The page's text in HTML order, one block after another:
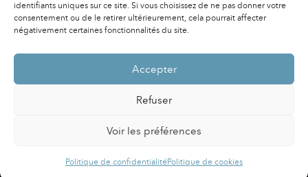
identifiants uniques sur ce site. Si vous choisissez de ne pas donner votre
consentement ou de le retirer ultérieurement, cela pourrait affecter
négativement certaines fonctionnalités du site.
Accepter
Refuser
Voir les préférences
Politique de confidentialitéPolitique de cookies
ACCESSIBILITÉ | AGENDA | ASSOCIATIONS
|
CONTACTS
PUBLICATIONS | ESPACE PRESSE